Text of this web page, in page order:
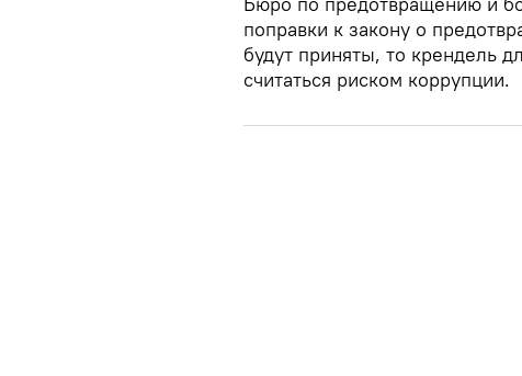
поправки к закону о
будут приняты, то крендель
считаться риском коррупции.